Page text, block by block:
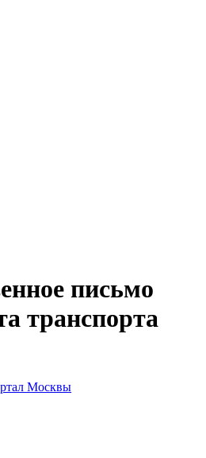
письмо
транспорта
Москвы